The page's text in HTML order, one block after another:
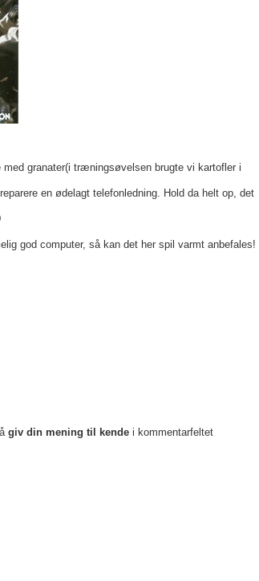
granater(i træningsøvelsen brugte vi kartofler i
en ødelagt telefonledning. Hold da helt op, det
god computer, så kan det her spil varmt anbefales!
giv din mening til kendei kommentarfeltet